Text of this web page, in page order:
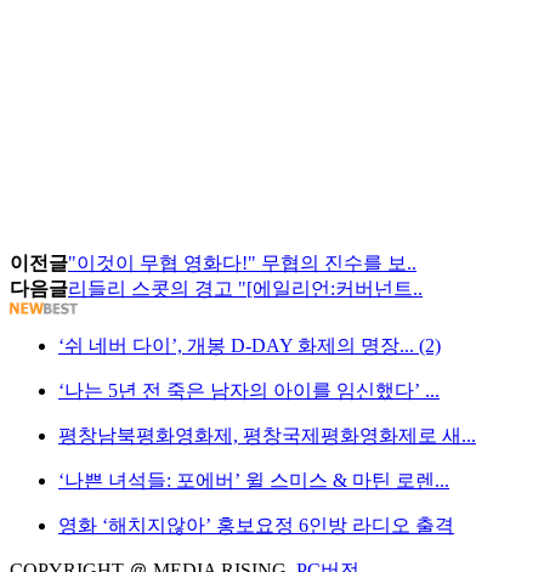
이전글"이것이 무협 영화다!" 무협의 진수를 보..
다음글리들리 스콧의 경고 "[에일리언:커버넌트..
‘쉬 네버 다이’, 개봉 D-DAY 화제의 명장... (2)
‘나는 5년 전 죽은 남자의 아이를 임신했다’ ...
평창남북평화영화제, 평창국제평화영화제로 새...
‘나쁜 녀석들: 포에버’ 윌 스미스 & 마틴 로렌...
영화 ‘해치지않아’ 홍보요정 6인방 라디오 출격